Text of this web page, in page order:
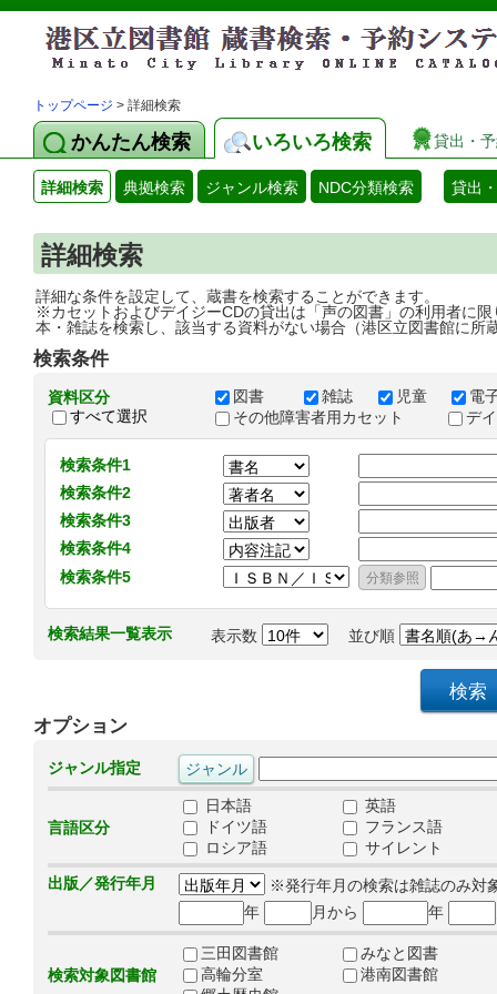
トップページ > 詳細検索
かんたん検索 いろいろ検索 貸出・
詳細検索 典拠検索 ジャンル検索 NDC分類検索 貸出
詳細検索
詳細な条件を設定して、蔵書を検索することができます。
※カセットおよびデイジーCDの貸出は「声の図書」の利用者に限
本・雑誌を検索し、該当する資料がない場合（港区立図書館に所
検索条件
資料区分
すべて選択
図書 雑誌 児童
電
その他障害者用カセット
デ
検索条件1
検索条件2
検索条件3
検索条件4
検索条件5
検索結果一覧表示 表示数 並び順
オプション
ジャンル指定
言語区分
日本語
英語
ドイツ語
フランス語
ロシア語
サイレント
出版／発行年月
※発行年月の検索は雑誌のみ対
年
月から 年
検索対象図書館
三田図書館
みなと図書
高輪分室
港南図書館